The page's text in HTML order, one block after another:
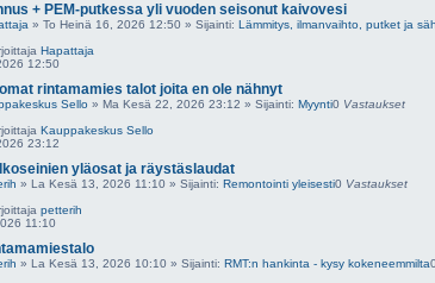
+ PEM-putkessa yli vuoden seisonut kaivovesi
» To Heinä 16, 2026 12:50 » Sijainti: Lämmitys, ilmanvaihto, putket ja
Hapattaja
12:50
rintamamies talot joita en ole nähnyt
Sello » Ma Kesä 22, 2026 23:12 » Sijainti: Myynti0 Vastaukset
Kauppakeskus Sello
23:12
yläosat ja räystäslaudat
» La Kesä 13, 2026 11:10 » Sijainti: Remontointi yleisesti0 Vastaukset
petterih
11:10
» La Kesä 13, 2026 10:10 » Sijainti: RMT:n hankinta - kysy kokeneemmilta0